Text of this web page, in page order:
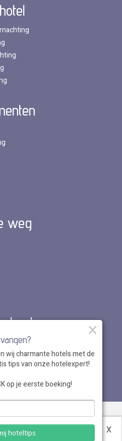
weg
land
•Voordelen•Privacy
vragen•Klantenservice•Hotel
×
wij charmante hotels met de
tips van onze hotelexpert!
op je eerste boeking!
hoteltips X
van cookies.